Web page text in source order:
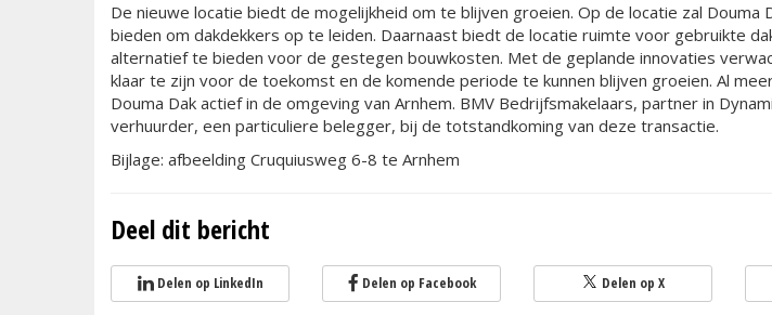
De nieuwe locatie biedt de mogelijkheid om te blijven groeien. Op de locatie zal Douma
bieden om dakdekkers op te leiden. Daarnaast biedt de locatie ruimte voor gebruikte
alternatief te bieden voor de gestegen bouwkosten. Met de geplande innovaties
klaar te zijn voor de toekomst en de komende periode te kunnen blijven groeien. Al
Douma Dak actief in de omgeving van Arnhem. BMV Bedrijfsmakelaars, partner in
verhuurder, een particuliere belegger, bij de totstandkoming van deze transactie.
Bijlage: afbeelding Cruquiusweg 6-8 te Arnhem
Deel dit bericht
Delen op LinkedIn Delen op Facebook Delen op X